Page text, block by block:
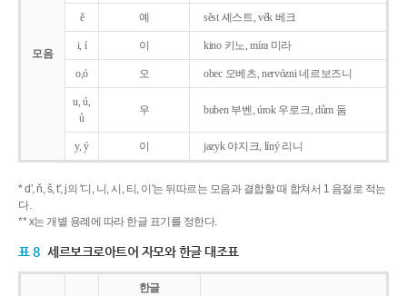
모음
ě 예 sěst 셰스트, věk 베크
i, í 이 kino 키노, míra 미라
o,ó 오 obec 오베츠, nervózni 네르보즈니
u, ú,
ů
우 buben 부벤, úrok 우로크, dům 둠
y, ý 이 jazyk야지크, líný 리니
* d', ň, š, t', j의 '디, 니, 시, 티, 이'는 뒤따르는 모음과 결합할 때 합쳐서 1 음절로 적는
다.
** x는 개별 용례에 따라 한글 표기를 정한다.
표 8 세르보크로아트어 자모와 한글 대조표
한글